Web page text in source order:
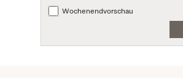
Wochenendvorschau